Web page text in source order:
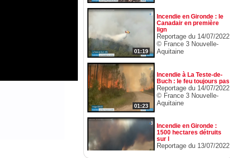
01:19
Incendie en Gironde : le
Canadair en première
lign
Reportage du 14/07/2022
© France 3 Nouvelle-
Aquitaine
01:23
Incendie à La Teste-de-
Buch : le feu toujours pas
Reportage du 14/07/2022
© France 3 Nouvelle-
Aquitaine
Incendie en Gironde :
1500 hectares détruits
sur l
Reportage du 13/07/2022